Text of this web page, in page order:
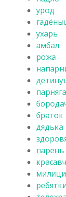
урод
ухарь
амбал
рожа
парняга
браток
дядька
парень
ребятки